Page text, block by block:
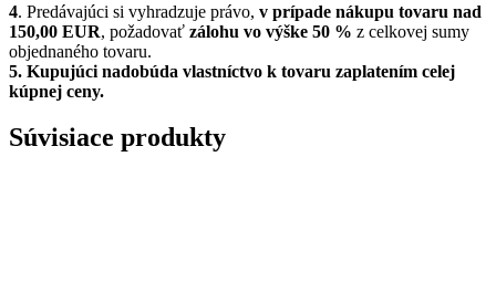
4. Predávajúci si vyhradzuje právo, v prípade nákupu tovaru nad
150,00 EUR, požadovať zálohu vo výške 50 % z celkovej sumy
objednaného tovaru.
5. Kupujúci nadobúda vlastníctvo k tovaru zaplatením celej
kúpnej ceny.
Súvisiace produkty